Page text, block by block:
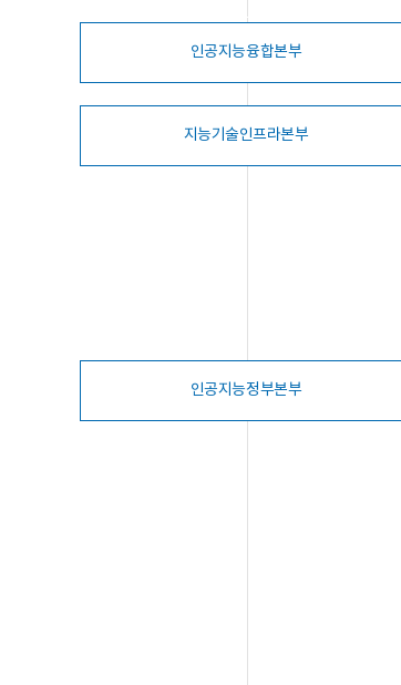
인공지능융합본부
지능기술인프라본부
인공지능정부본부